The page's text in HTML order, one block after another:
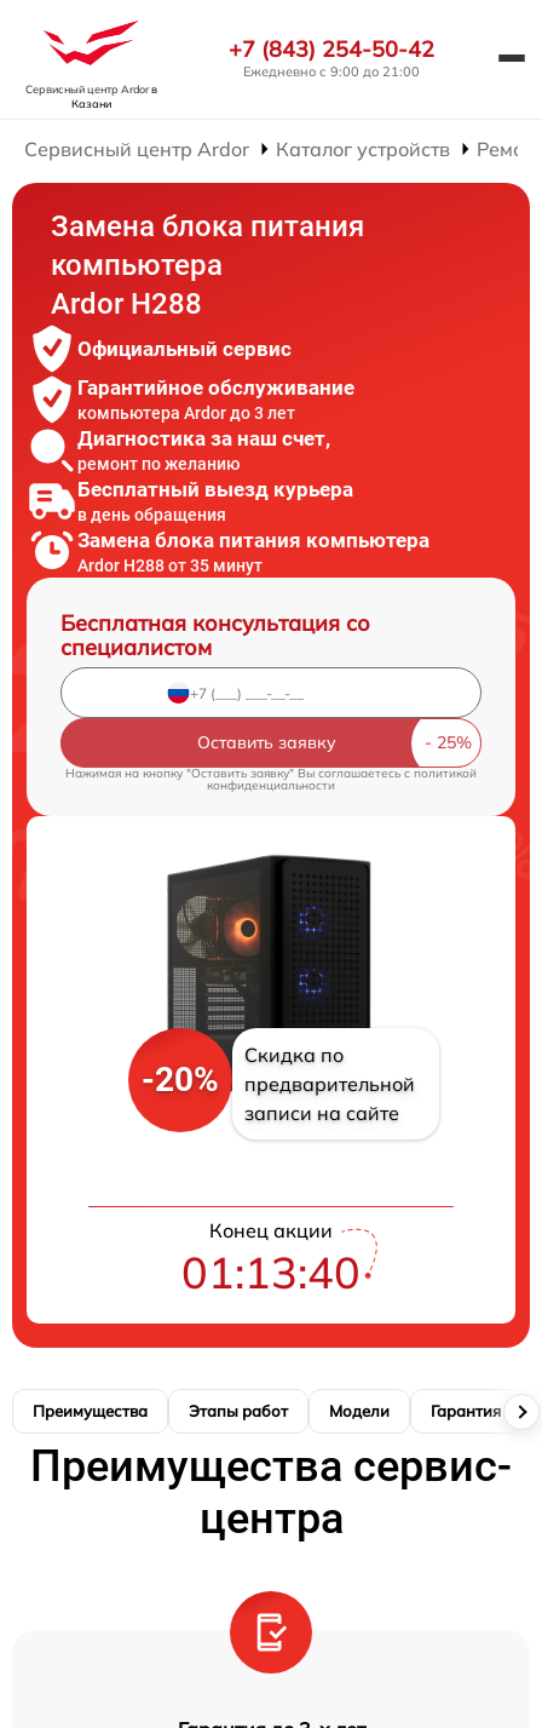
Сервисный центр Ardorв
Казани
+7 (843) 254-50-42
Ежедневно с 9:00 до 21:00
Сервисный центр Ardor Каталог устройств
Замена блока питания
компьютера
Ardor H288
Официальный сервис
Гарантийное обслуживание
компьютера Ardor до 3 лет
Диагностика за наш счет,
ремонт по желанию
Бесплатный выезд курьера
в день обращения
Замена блока питания компьютера
Ardor H288 от 35 минут
Бесплатная консультация со
специалистом
Оставить заявку
Нажимая на кнопку "Оставить заявку" Вы соглашаетесь cполитикой
конфиденциальности
-20%
Скидка по
предварительной
записи на сайте
Конец акции
01:13:39
Преимущества Этапы работ Модели Гарантия
Преимущества сервис-
центра